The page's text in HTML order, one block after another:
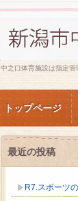
中之口体育施設は指定管
トップページ
最近の投稿
R7.スポーツ